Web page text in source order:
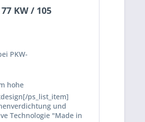
KW / 105
PKW-
hohe
ps_list_item]
und
Technologie "Made in